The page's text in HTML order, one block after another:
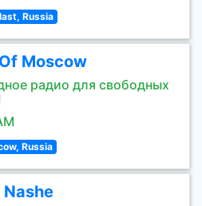
Russia
Moscow
радио для свободных
Russia
Nashe